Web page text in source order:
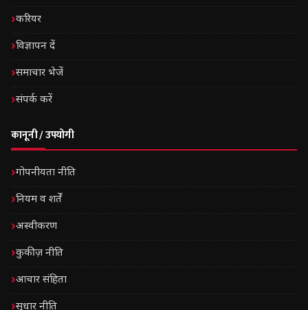
करियर
विज्ञापन दें
समाचार भेजें
संपर्क करें
कानूनी / उपयोगी
गोपनीयता नीति
नियम व शर्तें
अस्वीकरण
कुकीज़ नीति
आचार संहिता
सुधार नीति